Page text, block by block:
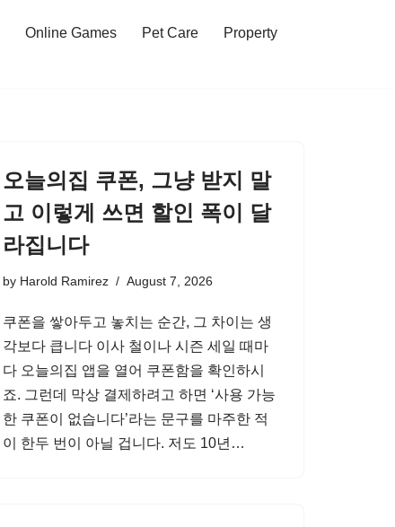
Online Games Pet Care
Property
오늘의집 쿠폰, 그냥 받지 말
고 이렇게 쓰면 할인 폭이 달
라집니다
by Harold Ramirez August 7, 2026
쿠폰을 쌓아두고 놓치는 순간, 그 차이는 생
각보다 큽니다 이사 철이나 시즌 세일 때마
다 오늘의집 앱을 열어 쿠폰함을 확인하시
죠. 그런데 막상 결제하려고 하면 ‘사용 가능
한 쿠폰이 없습니다’라는 문구를 마주한 적
이 한두 번이 아닐 겁니다. 저도 10년…